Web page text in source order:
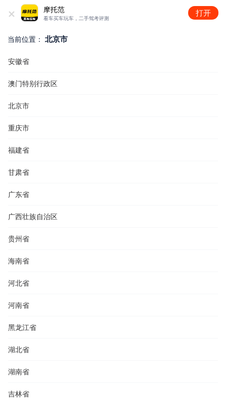
+ 摩托范
看车买车玩车，二手驾考评测
打开
当前位置： 北京市
安徽省
澳门特别行政区
北京市
重庆市
福建省
甘肃省
广东省
广西壮族自治区
贵州省
海南省
河北省
河南省
黑龙江省
湖北省
湖南省
吉林省